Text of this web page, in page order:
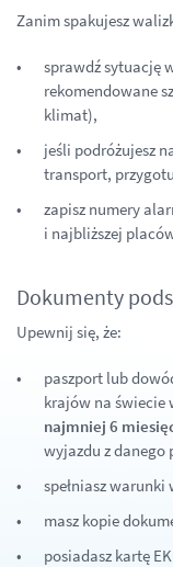
Zanim spakujesz
sprawdź sytuację
rekomendowane
klimat),
jeśli podróżujesz
transport,
zapisz numery
i najbliższej
Dokumenty
Upewnij się, że:
paszport lub
krajów na świecie
najmniej 6
wyjazdu z danego
spełniasz
masz kopie
posiadasz kartę